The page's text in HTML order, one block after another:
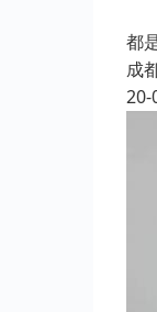
都
成
20-